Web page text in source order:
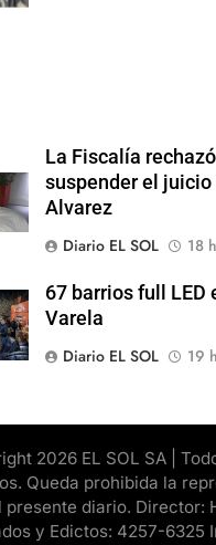
La Fiscalía
suspender el
Alvarez
Diario EL SOL
18
67 barrios full LED
Varela
Diario EL SOL
19
2026 EL SOL SA |
Queda prohibida la
presente diario. Director:
y Edictos: 4257-6325